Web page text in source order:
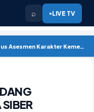
⌕ ●LIVE TV
Dikeluhkan Sekolah, Situs Asesmen Karakter Kemendikdasmen Mengalami Gangguan ‘502 B